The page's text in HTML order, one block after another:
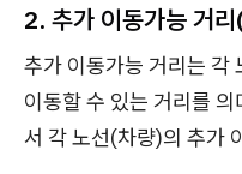
2. 추가 이동가능 거
추가 이동가능 거리는 각
이동할 수 있는 거리를 의
서 각 노선(차량)의 추가